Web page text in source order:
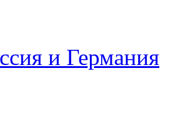
и Германия